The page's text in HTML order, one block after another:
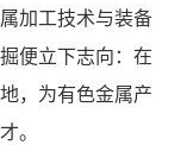
加工技术与装备
便立下志向：在
，为有色金属产
。